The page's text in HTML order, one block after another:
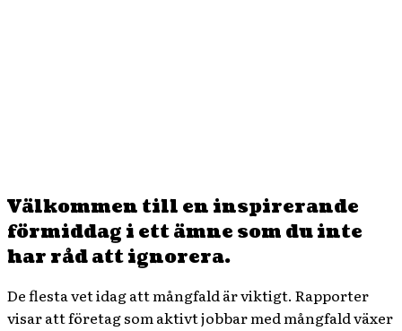
Välkommen till en inspirerande
förmiddag i ett ämne som du inte
har råd att ignorera.
De flesta vet idag att mångfald är viktigt. Rapporter
visar att företag som aktivt jobbar med mångfald växer